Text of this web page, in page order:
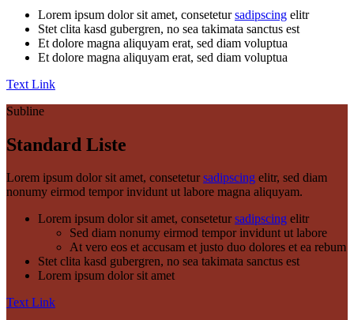
Lorem ipsum dolor sit amet, consetetursadipscing elitr
Stet clita kasd gubergren, no sea takimata sanctus est
Et dolore magna aliquyam erat, sed diam voluptua
Et dolore magna aliquyam erat, sed diam voluptua
Text Link
Subline
Standard Liste
Lorem ipsum dolor sit amet, consetetursadipscing elitr, sed diam
nonumy eirmod tempor invidunt ut labore magna aliquyam.
Lorem ipsum dolor sit amet, consetetursadipscing elitr
Sed diam nonumy eirmod tempor invidunt ut labore
At vero eos et accusam et justo duo dolores et ea rebum
Stet clita kasd gubergren, no sea takimata sanctus est
Lorem ipsum dolor sit amet
Text Link